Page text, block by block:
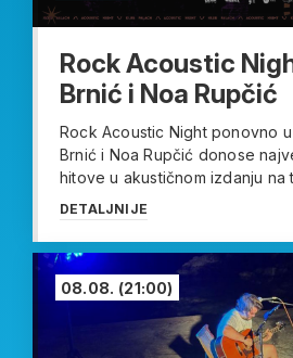
Rock Acoustic
Brnić i Noa Rupčić
Rock Acoustic Night ponovno u
Brnić i Noa Rupčić donose
hitove u akustičnom izdanju na
DETALJNIJE
08.08. (21:00)